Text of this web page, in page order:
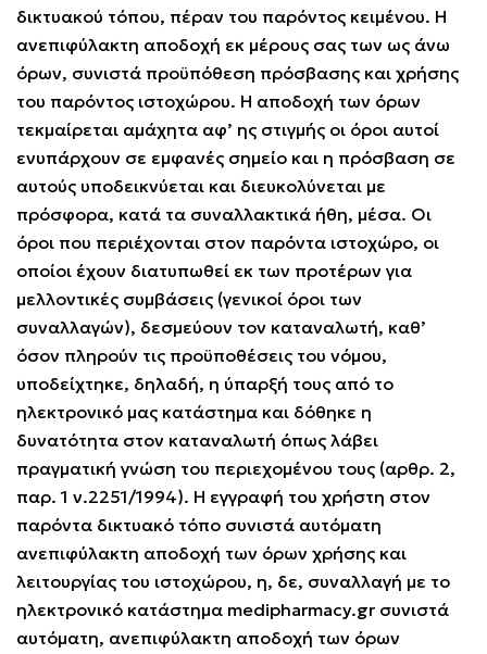
δικτυακού τόπου, πέραν του παρόντος κειμένου. Η
ανεπιφύλακτη αποδοχή εκ μέρους σας των ως άνω
όρων, συνιστά προϋπόθεση πρόσβασης και χρήσης
του παρόντος ιστοχώρου. Η αποδοχή των όρων
τεκμαίρεται αμάχητα αφ’ ης στιγμής οι όροι αυτοί
ενυπάρχουν σε εμφανές σημείο και η πρόσβαση σε
αυτούς υποδεικνύεται και διευκολύνεται με
πρόσφορα, κατά τα συναλλακτικά ήθη, μέσα. Οι
όροι που περιέχονται στον παρόντα ιστοχώρο, οι
οποίοι έχουν διατυπωθεί εκ των προτέρων για
μελλοντικές συμβάσεις (γενικοί όροι των
συναλλαγών), δεσμεύουν τον καταναλωτή, καθ’
όσον πληρούν τις προϋποθέσεις του νόμου,
υποδείχτηκε, δηλαδή, η ύπαρξή τους από το
ηλεκτρονικό μας κατάστημα και δόθηκε η
δυνατότητα στον καταναλωτή όπως λάβει
πραγματική γνώση του περιεχομένου τους (αρθρ. 2,
παρ. 1 ν.2251/1994). Η εγγραφή του χρήστη στον
παρόντα δικτυακό τόπο συνιστά αυτόματη
ανεπιφύλακτη αποδοχή των όρων χρήσης και
λειτουργίας του ιστοχώρου, η, δε, συναλλαγή με το
ηλεκτρονικό κατάστημα medipharmacy.gr συνιστά
αυτόματη, ανεπιφύλακτη αποδοχή των όρων